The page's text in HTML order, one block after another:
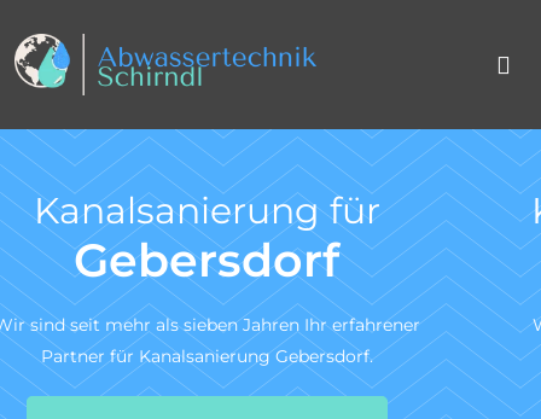
Kanal TV-
nach DIN 1986-30
Wir sind ein zertifiziertes Fachunternehmen für
Kanal-TV-Untersuchung gem. DIN 1986-30.